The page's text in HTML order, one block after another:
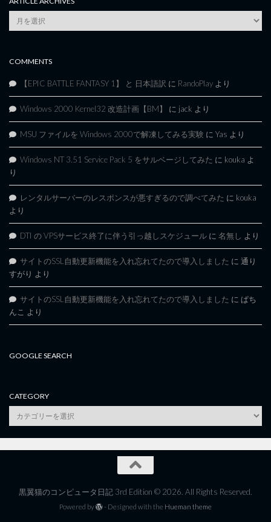
Article
Archives
COMMENTS
【EPIC BATTLE FANTASY 1】 と 日本語訳 に RandoPlay より
Windows 2000 Kernel32 改造計画【BM】 に jack より
MSU ファイルを Windows 2000で解凍してみる実験 に Yas より
Windows NT 3.51 Service Pack 5 をサルベージしてみた に kouka よ
り
レンタルサーバーのレスポンスが悪すぎるので調べてみた に kouka
より
DTI の VPSサービス終了に伴う引っ越しスケジュール に 名無し より
サイトのSSL自動更新機能を入れ忘れてたので導入しました に 通り
すがり より
サイトのSSL自動更新機能を入れ忘れてたので導入しました に ぱち
んこ より
GOOGLE SEARCH
CATEGORY
category
黒翼猫のコンピュータ日記 3rd Edition © 2026. All Rights Reserved.
Powered by - Designed with the Hueman theme